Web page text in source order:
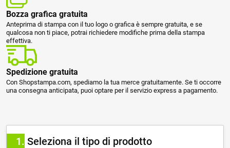
Bozza grafica gratuita
Anteprima di stampa con il tuo logo o grafica è sempre gratuita, e se
qualcosa non ti piace, potrai richiedere modifiche prima della stampa
effettiva.
Spedizione gratuita
Con Shopstampa.com, spediamo la tua merce gratuitamente. Se ti occorre
una consegna anticipata, puoi optare per il servizio express a pagamento.
1 Seleziona il tipo di prodotto